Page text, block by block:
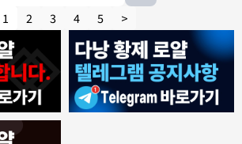
1 2 3 4 5 >